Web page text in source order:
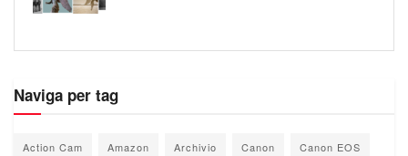
Naviga per tag
Action Cam Amazon Archivio Canon Canon EOS